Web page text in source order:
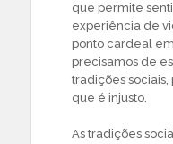
que permite
experiência de
ponto cardeal
precisamos de
tradições sociais,
que é injusto.
As tradições